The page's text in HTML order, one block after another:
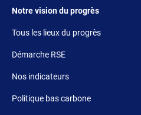
Footer 1
Notre vision du progrès
Tous les lieux du progrès
Démarche RSE
Nos indicateurs
Politique bas carbone